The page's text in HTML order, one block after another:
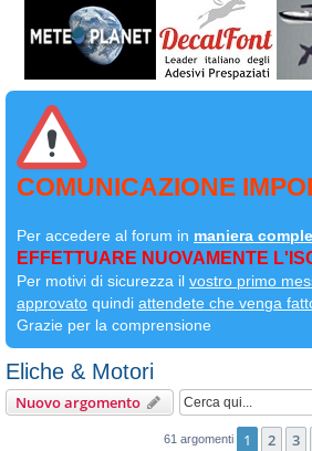
COMUNICAZIONE
Per accedere al forum in maniera
EFFETTUARE NUOVAMENTE
Per motivi di sicurezza il vostro primo
approvato quindi attendete che venga
Grazie per la comprensione
Eliche & Motori
Nuovo argomento
61 argomenti 1 2 3